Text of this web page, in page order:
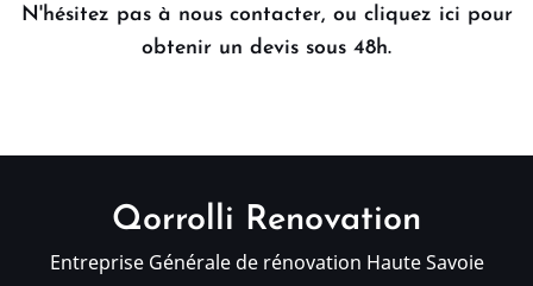
N'hésitez pas à nous contacter, ou cliquez ici pour
obtenir un devis sous 48h.
Qorrolli Renovation
Entreprise Générale de rénovation Haute Savoie